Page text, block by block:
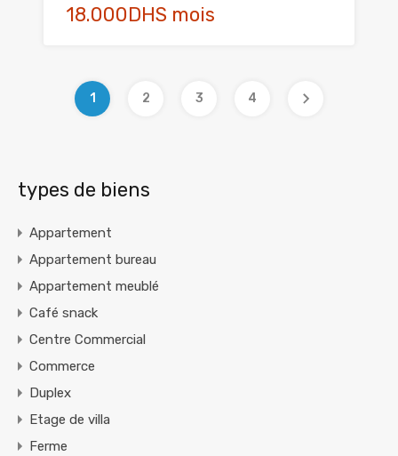
18.000DHS mois
1 2 3 4
types de biens
Appartement
Appartement bureau
Appartement meublé
Café snack
Centre Commercial
Commerce
Duplex
Etage de villa
Ferme